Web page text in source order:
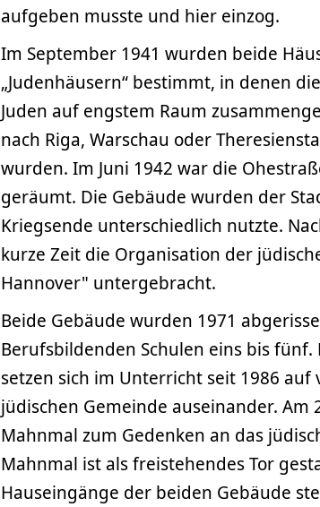
aufgeben musste und hier einzog.
Im September 1941 wurden beide
„Judenhäusern“ bestimmt, in denen
Juden auf engstem Raum
nach Riga, Warschau oder
wurden. Im Juni 1942 war die
geräumt. Die Gebäude wurden der
Kriegsende unterschiedlich nutzte.
kurze Zeit die Organisation der
Hannover" untergebracht.
Beide Gebäude wurden 1971
Berufsbildenden Schulen eins bis
setzen sich im Unterricht seit 1986
jüdischen Gemeinde auseinander. Am
Mahnmal zum Gedenken an das
Mahnmal ist als freistehendes Tor
Hauseingänge der beiden Gebäude